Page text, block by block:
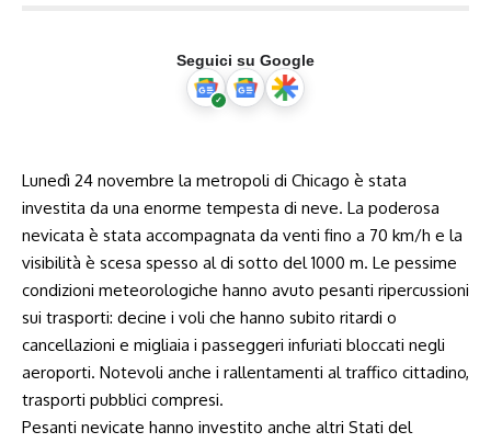
Seguici su Google
Lunedì 24 novembre la metropoli di Chicago è stata
investita da una enorme tempesta di neve. La poderosa
nevicata è stata accompagnata da venti fino a 70 km/h e la
visibilità è scesa spesso al di sotto del 1000 m. Le pessime
condizioni meteorologiche hanno avuto pesanti ripercussioni
sui trasporti: decine i voli che hanno subito ritardi o
cancellazioni e migliaia i passeggeri infuriati bloccati negli
aeroporti. Notevoli anche i rallentamenti al traffico cittadino,
trasporti pubblici compresi.
Pesanti nevicate hanno investito anche altri Stati del